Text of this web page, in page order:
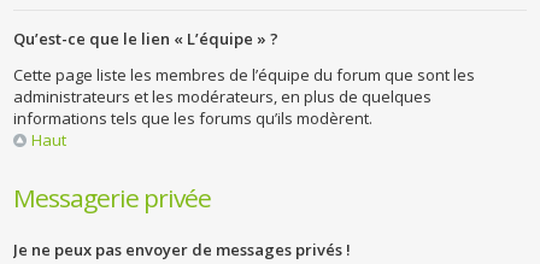
Qu’est-ce que le lien « L’équipe » ?
Cette page liste les membres de l’équipe du forum que sont les
administrateurs et les modérateurs, en plus de quelques
informations tels que les forums qu’ils modèrent.
Haut
Messagerie privée
Je ne peux pas envoyer de messages privés !